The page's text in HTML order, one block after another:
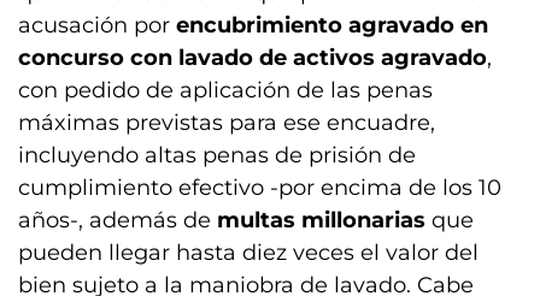
acusación por encubrimiento agravado en
concurso con lavado de activos agravado,
con pedido de aplicación de las penas
máximas previstas para ese encuadre,
incluyendo altas penas de prisión de
cumplimiento efectivo -por encima de los 10
años-, además de multas millonarias que
pueden llegar hasta diez veces el valor del
bien sujeto a la maniobra de lavado. Cabe